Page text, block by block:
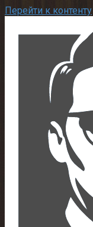
Перейти к контенту